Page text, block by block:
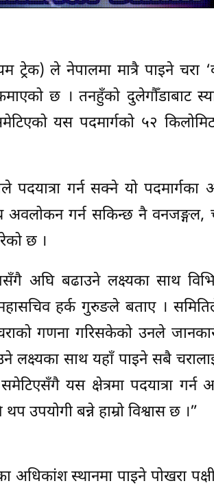
ट्रेक) ले नेपालमा मात्रै पाइने चरा
छ । तनहुँको दुलेगौँडाबाट
यस पदमार्गको ५२
गर्न सक्ने यो पदमार्गका
अवलोकन गर्न सकिन्छ नै वनजङ्गल,
छ ।
अघि बढाउने लक्ष्यका साथ
हर्क गुरुङले बताए ।
गणना गरिसकेको उनले
लक्ष्यका साथ यहाँ पाइने सबै
यस क्षेत्रमा पदयात्रा
बन्ने हाम्रो विश्वास छ ।”
अधिकांश स्थानमा पाइने पोखरा